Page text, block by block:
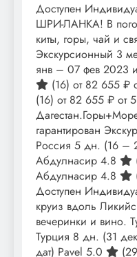
Доступен
ШРИ-ЛАНКА! В
киты, горы, чай и
Экскурсионный 3
янв – 07 фев 2023
(16) от 82 655 ₽
(16) от 82 655 ₽ от
гарантирован
Россия 5 дн. (16 –
Абдулнасир 4.8
Абдулнасир 4.8
Доступен
круиз вдоль
вечеринки и вино.
Турция 8 дн. (31
дат) Pavel 5.0